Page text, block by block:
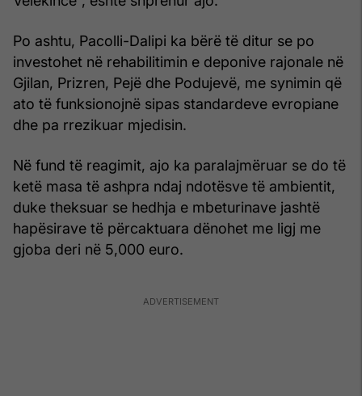
Po ashtu, Pacolli-Dalipi ka bërë të ditur se po
investohet në rehabilitimin e deponive rajonale në
Gjilan, Prizren, Pejë dhe Podujevë, me synimin që
ato të funksionojnë sipas standardeve evropiane
dhe pa rrezikuar mjedisin.
Në fund të reagimit, ajo ka paralajmëruar se do të
ketë masa të ashpra ndaj ndotësve të ambientit,
duke theksuar se hedhja e mbeturinave jashtë
hapësirave të përcaktuara dënohet me ligj me
gjoba deri në 5,000 euro.